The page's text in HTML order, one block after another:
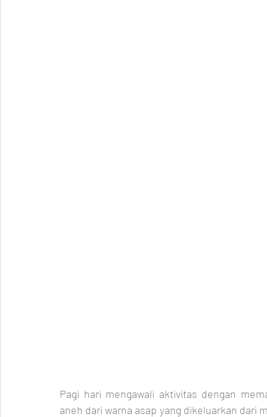
Pagi hari mengawali aktivitas dengan
aneh dari warna asap yang dikeluarkan dari